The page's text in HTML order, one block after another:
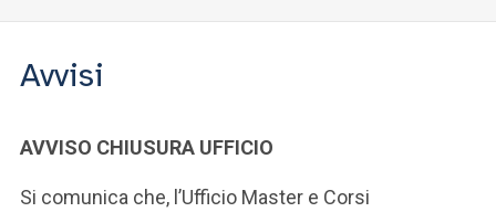
Avvisi
AVVISO CHIUSURA UFFICIO
Si comunica che, l’Ufficio Master e Corsi